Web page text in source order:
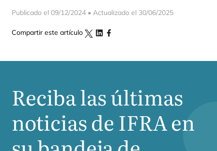
Publicado el 09/12/2024 • Actualizado el 30/06/2025
Compartir este artículo
Reciba las últimas
noticias deIFRAen